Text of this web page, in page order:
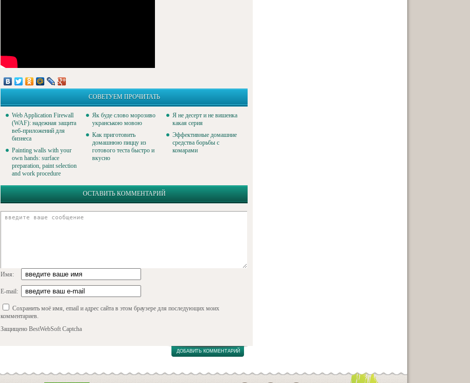
СОВЕТУЕМ ПРОЧИТАТЬ
Web Application Firewall
(WAF): надежная защита
веб-приложений для
бизнеса
Painting walls with your
own hands: surface
preparation, paint selection
and work procedure
Як буде слово морозиво
укранською мовою
Как приготовить
домашнюю пиццу из
готового теста быстро и
вкусно
Я не десерт и не вишенка
какая серия
Эффективные домашние
средства борьбы с
комарами
ОСТАВИТЬ КОММЕНТАРИЙ
Имя:
E-mail:
Сохранить моё имя, email и адрес сайта в этом браузере для последующих моих
комментариев.
Защищено BestWebSoft Captcha